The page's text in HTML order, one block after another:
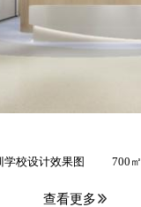
校设计效果图 700㎡
查看更多